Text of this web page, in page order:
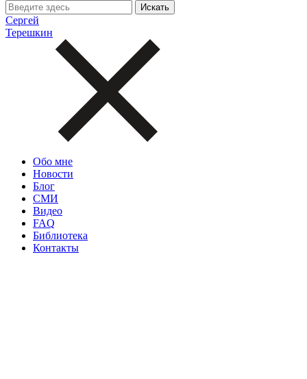
Сергей
Терешкин
Обо мне
Новости
Блог
СМИ
Видео
FAQ
Библиотека
Контакты